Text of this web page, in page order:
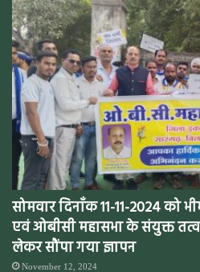
सोमवार दिनाँक 11-11-2024 को
एवं ओबीसी महासभा के संयुक्त
लेकर सौंपा गया ज्ञापन
November 12, 2024